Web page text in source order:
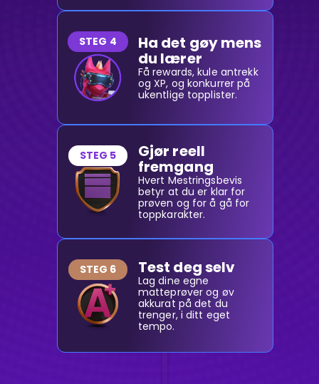
STEG 4 Ha det gøy mens
du lærer
Få rewards, kule antrekk
og XP, og konkurrer på
ukentlige topplister.
STEG 5 Gjør reell
fremgang
Hvert Mestringsbevis
betyr at du er klar for
prøven og for å gå for
toppkarakter.
STEG 6 Test deg selv
Lag dine egne
matteprøver og øv
akkurat på det du
trenger, i ditt eget
tempo.